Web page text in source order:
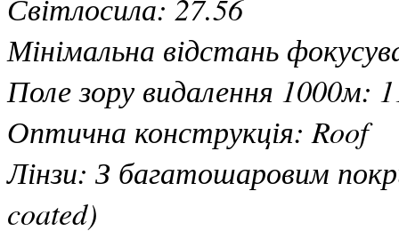
Мінімальна відстань
Поле зору видалення 1000м:
Оптична конструкція: Roof
Лінзи: З багатошаровим
coated)